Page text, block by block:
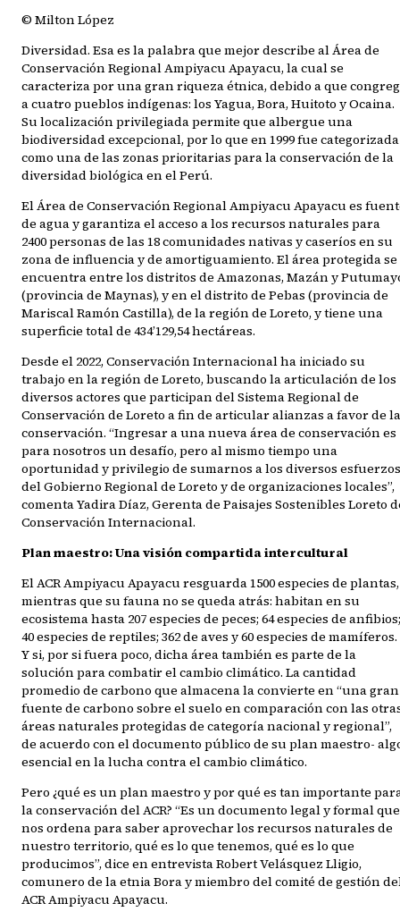
© Milton López
Diversidad. Esa es la palabra que mejor describe al Área de
Conservación Regional Ampiyacu Apayacu, la cual se
caracteriza por una gran riqueza étnica, debido a que
a cuatro pueblos indígenas: los Yagua, Bora, Huitoto y Ocaina.
Su localización privilegiada permite que albergue una
biodiversidad excepcional, por lo que en 1999 fue categorizada
como una de las zonas prioritarias para la conservación de la
diversidad biológica en el Perú.
El Área de Conservación Regional Ampiyacu Apayacu es
de agua y garantiza el acceso a los recursos naturales para
2400 personas de las 18 comunidades nativas y caseríos en su
zona de influencia y de amortiguamiento. El área protegida se
encuentra entre los distritos de Amazonas, Mazán y
(provincia de Maynas), y en el distrito de Pebas (provincia de
Mariscal Ramón Castilla), de la región de Loreto, y tiene una
superficie total de 434’129,54 hectáreas.
Desde el 2022, Conservación Internacional ha iniciado su
trabajo en la región de Loreto, buscando la articulación de los
diversos actores que participan del Sistema Regional de
Conservación de Loreto a fin de articular alianzas a favor de la
conservación. “Ingresar a una nueva área de conservación es
para nosotros un desafío, pero al mismo tiempo una
oportunidad y privilegio de sumarnos a los diversos esfuerzos
del Gobierno Regional de Loreto y de organizaciones locales”,
comenta Yadira Díaz, Gerenta de Paisajes Sostenibles Loreto
Conservación Internacional.
Plan maestro: Una visión compartida intercultural
El ACR Ampiyacu Apayacu resguarda 1500 especies de plantas,
mientras que su fauna no se queda atrás: habitan en su
ecosistema hasta 207 especies de peces; 64 especies de anfibios;
40 especies de reptiles; 362 de aves y 60 especies de mamíferos.
Y si, por si fuera poco, dicha área también es parte de la
solución para combatir el cambio climático. La cantidad
promedio de carbono que almacena la convierte en “una gran
fuente de carbono sobre el suelo en comparación con las
áreas naturales protegidas de categoría nacional y regional”,
de acuerdo con el documento público de su plan maestro-
esencial en la lucha contra el cambio climático.
Pero ¿qué es un plan maestro y por qué es tan importante
la conservación del ACR? “Es un documento legal y formal que
nos ordena para saber aprovechar los recursos naturales de
nuestro territorio, qué es lo que tenemos, qué es lo que
producimos”, dice en entrevista Robert Velásquez Lligio,
comunero de la etnia Bora y miembro del comité de gestión
ACR Ampiyacu Apayacu.